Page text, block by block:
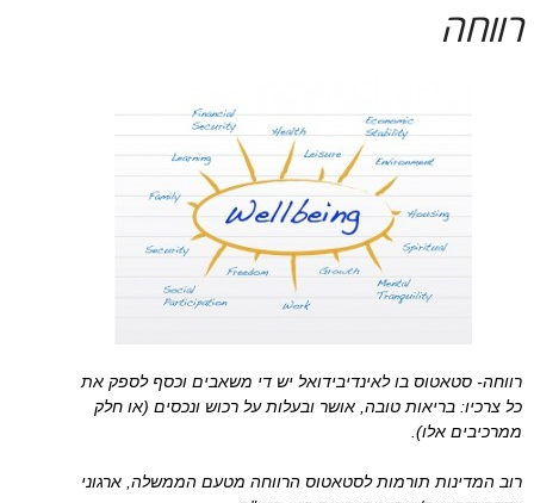
רווחה
רווחה- סטאטוס בו לאינדיבידואל יש די משאבים וכסף לספק את
כל צרכיו: בריאות טובה, אושר ובעלות על רכוש ונכסים (או חלק
ממרכיבים אלו).
רוב המדינות תורמות לסטאטוס הרווחה מטעם הממשלה, ארגוני